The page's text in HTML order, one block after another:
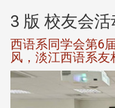
3 版 校友会
西语系同学会第6
风，淡江西语系友